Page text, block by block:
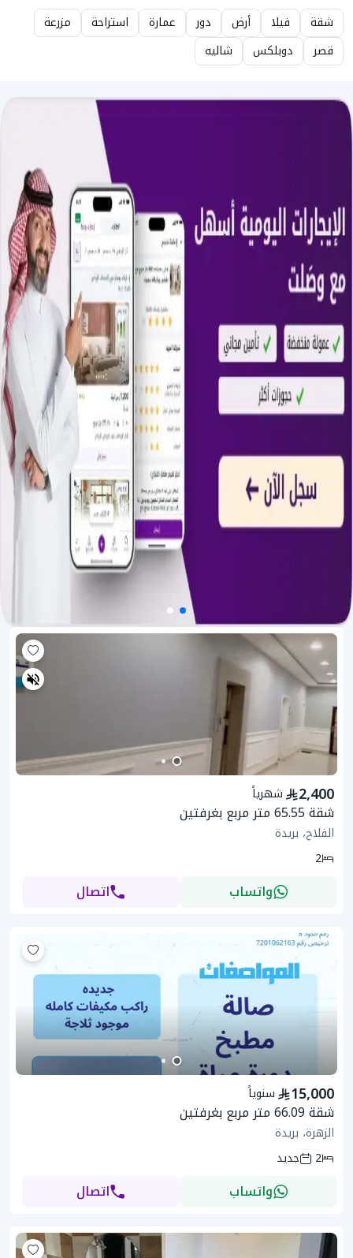
شقة فيلا أرض دور عمارة استراحة
مزرعة
قصر
دوبلكس شاليه
شهرياً 2,400
شقة 65.55 متر مربع بغرفتين
الفلاح، بريدة
2
واتساب اتصال
سنوياً 15,000
شقة 66.09 متر مربع بغرفتين
الزهرة، بريدة
2
جديد
واتساب اتصال